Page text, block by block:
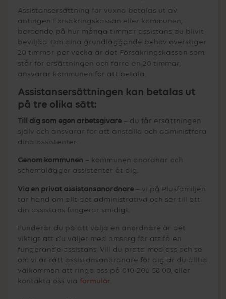
Assistansersättning för vuxna betalas ut av
antingen Försäkringskassan eller kommunen,
beroende på hur många timmar assistans du blivit
beviljad. Om dina grundläggande behov överstiger
20 timmar per vecka är det Försäkringskassan som
står för ersättningen och färre än 20 timmar,
ansvarar kommunen för att betala.
Assistansersättningen kan betalas ut
på tre olika sätt:
Till dig som egen arbetsgivare – du får ersättningen
själv och ansvarar för att anställa och administrera
dina assistenter.
Genom kommunen – kommunen anordnar och
schemalägger assistenter åt dig.
Via en privat assistansanordnare – vi på Plusfamiljen
tar hand om allt det administrativa och ser till att
din assistans fungerar smidigt.
Funderar du på att välja en anordnare är det
viktigt att du väljer med omsorg för att få en
fungerande assistans. Vill du prata med oss och se
om vi är rätt assistansanordnare för dig är du alltid
välkommen att ringa oss på 010-206 58 00, eller
kontakta oss via formulär